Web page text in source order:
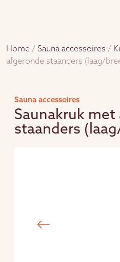
Home / Sauna accessoires /
afgeronde staanders (laag/
Sauna accessoires
Saunakruk
staanders